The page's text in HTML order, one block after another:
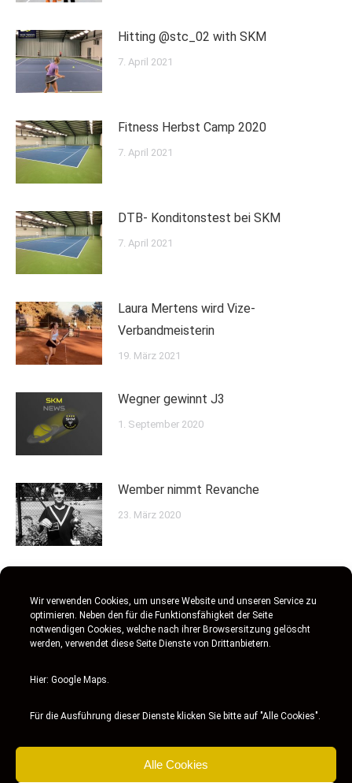
Wir verwenden Cookies, um unsere Website und unseren Service zu
optimieren. Neben den für die Funktionsfähigkeit der Seite
notwendigen Cookies, welche nach ihrer Browsersitzung gelöscht
werden, verwendet diese Seite Dienste von Drittanbietern.
Hier: Google Maps.
Für die Ausführung dieser Dienste klicken Sie bitte auf "Alle Cookies".
Alle Cookies
Hitting @stc_02 with SKM
7. April 2021
Fitness Herbst Camp 2020
7. April 2021
DTB- Konditonstest bei SKM
7. April 2021
Laura Mertens wird Vize-
Verbandmeisterin
19. März 2021
Wegner gewinnt J3
1. September 2020
Wember nimmt Revanche
23. März 2020
17. Februar 2020